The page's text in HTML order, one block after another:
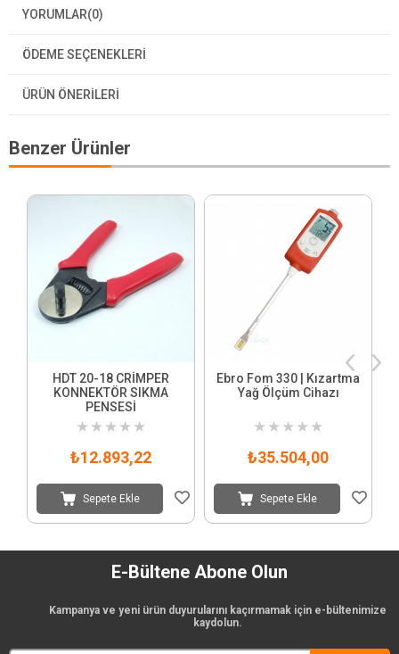
YORUMLAR(0)
ÖDEME SEÇENEKLERI
ÜRÜN ÖNERILERI
Benzer Ürünler
HDT 20-18 CRİMPER
KONNEKTÖR SIKMA
PENSESİ
★ ★ ★ ★ ★
₺12.893,22
Sepete Ekle
Ebro Fom 330 | Kızartma
Yağ Ölçüm Cihazı
★ ★ ★ ★ ★
₺35.504,00
Sepete Ekle
E-Bültene Abone Olun
Kampanya ve yeni ürün duyurularını kaçırmamak için e-bültenimize
kaydolun.